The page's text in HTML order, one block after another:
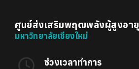
ศูนย์ส่งเสริมพฤฒพลังผู้สูงอายุ
มหาวิทยาลัยเชียงใหม่
ช่วงเวลาทำการ